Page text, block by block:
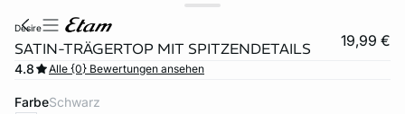
desire
SATIN-TRÄGERTOP MIT SPITZENDETAILS 19,99 €
4.8 Alle {0} Bewertungen ansehen
Farbe schwarz